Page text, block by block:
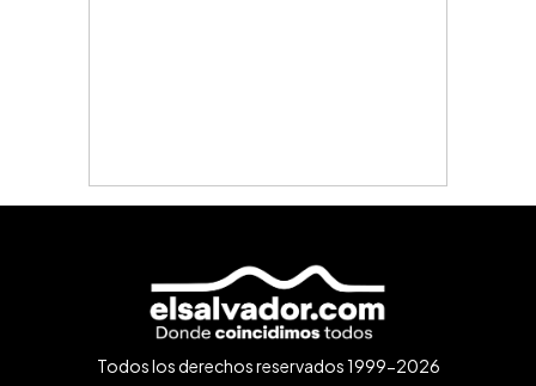
Todos los derechos reservados 1999-2026